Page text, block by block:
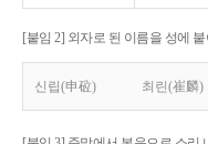
[붙임 2] 외자로 된 이름을 성에
신립(申砬) 최린(崔麟)